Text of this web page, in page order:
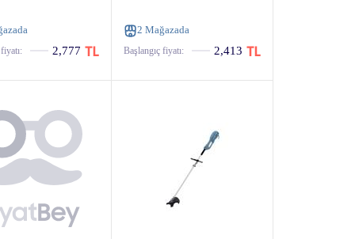
2,777
2 Mağazada
Başlangıç ​​fiyatı: 2,413